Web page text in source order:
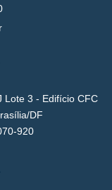
Lote 3 - Edifício CFC
DF
920